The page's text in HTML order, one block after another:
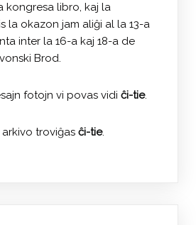
kongresa libro, kaj la
la okazon jam aliĝi al la 13-a
inter la 16-a kaj 18-a de
Brod.
fotojn vi povas vidi ĉi-tie.
troviĝas ĉi-tie.